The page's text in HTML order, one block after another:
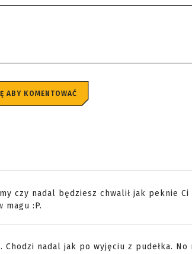
ABY KOMENTOWAĆ
czy nadal będziesz chwalił jak peknie
magu :P.
nadal jak po wyjęciu z pudełka.